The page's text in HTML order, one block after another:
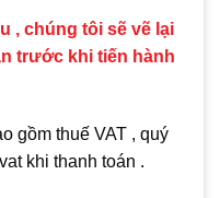
, chúng tôi sẽ vẽ lại
trước khi tiến hành
gồm thuế VAT , quý
khi thanh toán .